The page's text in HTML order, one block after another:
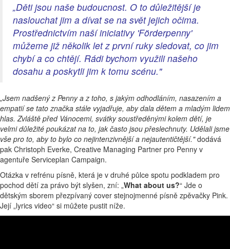
„Děti jsou naše budoucnost. O to důležitější je
naslouchat jim a dívat se na svět jejich očima.
Prostřednictvím naší iniciativy 'Förderpenny'
můžeme již několik let z první ruky sledovat, co jim
chybí a co chtějí. Rádi bychom využili našeho
dosahu a poskytli jim k tomu scénu."
„Jsem nadšený z Penny a z toho, s jakým odhodláním, nasazením a
empatií se tato značka stále vyjadřuje, aby dala dětem a mladým lidem
hlas. Zvláště před Vánocemi, svátky soustředěnými kolem dětí, je
velmi důležité poukázat na to, jak často jsou přeslechnuty. Udělali jsme
vše pro to, aby to bylo co nejintenzivnější a nejautentičtější."dodává
pak Christoph Everke, Creative Managing Partner pro Penny v
agentuře Serviceplan Campaign.
Otázka v refrénu písně, která je v druhé půlce spotu podkladem pro
pochod dětí za právo být slyšen, zní: „What about us?“ Jde o
dětským sborem přezpívaný cover stejnojmenné písně zpěvačky Pink.
Její „lyrics video“ si můžete pustit níže.